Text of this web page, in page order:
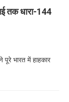
तक धारा-144
पूरे भारत में हाहकार